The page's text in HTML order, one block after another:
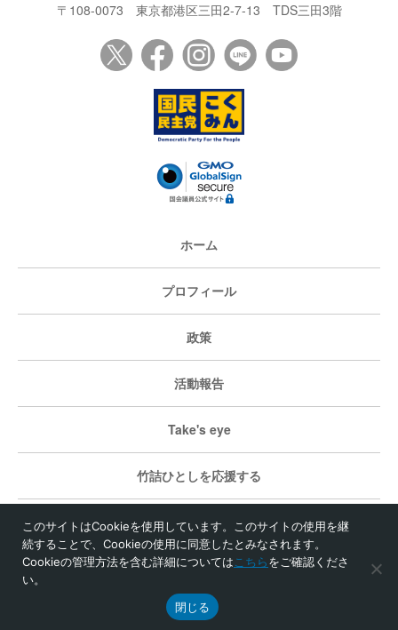
〒108-0073
東京都港区三田2-7-13 TDS三田3階
ホーム
プロフィール
政策
活動報告
Take's eye
竹詰ひとしを応援する
個人情報保護方針
© 竹詰ひとし事務所
このサイトはCookieを使用しています。このサイトの使用を継
続することで、Cookieの使用に同意したとみなされます。
Cookieの管理方法を含む詳細については こちらをご確認くださ
い。
閉じる